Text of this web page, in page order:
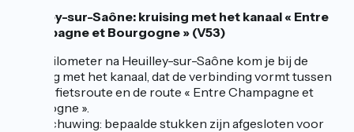
Heuilley-sur-Saône: kruising met het kanaal « Entre
Champagne et Bourgogne » (V53)
Twee kilometer na Heuilley-sur-Saône kom je bij de
kruising met het kanaal, dat de verbinding vormt tussen
de V53 fietsroute en de route « Entre Champagne et
Bourgogne ».
Waarschuwing: bepaalde stukken zijn afgesloten voor